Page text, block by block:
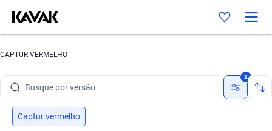
CAPTUR VERMELHO
Busque por marca
Busque por ano
Busque por marca
1
Captur vermelho